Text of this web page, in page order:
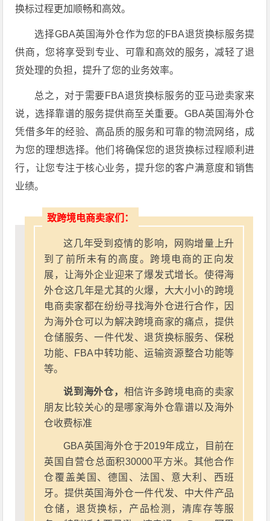
换标过程更加顺畅和高效。
选择GBA英国海外仓作为您的FBA退货换标服务提
供商，您将享受到专业、可靠和高效的服务，减轻了退
货处理的负担，提升了您的业务效率。
总之，对于需要FBA退货换标服务的亚马逊卖家来
说，选择靠谱的服务提供商至关重要。GBA英国海外仓
凭借多年的经验、高品质的服务和可靠的物流网络，成
为您的理想选择。他们将确保您的退货换标过程顺利进
行，让您专注于核心业务，提升您的客户满意度和销售
业绩。
致跨境电商卖家们：
这几年受到疫情的影响，网购增量上升
到了前所未有的高度。跨境电商的正向发
展，让海外企业迎来了爆发式增长。使得海
外仓这几年是尤其的火爆，大大小小的跨境
电商卖家都在纷纷寻找海外仓进行合作，因
为海外仓可以为解决跨境商家的痛点，提供
仓储服务、一件代发、退货换标服务、保税
功能、FBA中转功能、运输资源整合功能等
等。
说到海外仓， 相信许多跨境电商的卖家
朋友比较关心的是哪家海外仓靠谱以及海外
仓收费标准
GBA英国海外仓于2019年成立，目前在
英国自营仓总面积30000平方米。其他合作
仓覆盖美国、德国、法国、意大利、西班
牙。提供英国海外仓一件代发、中大件产品
仓储，退货换标，产品检测，清库存等服